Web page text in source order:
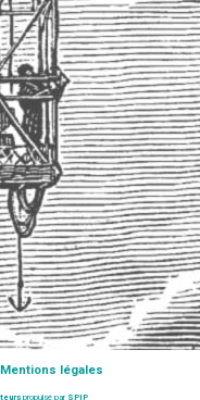
Mentions légales
propulsé par SPIP